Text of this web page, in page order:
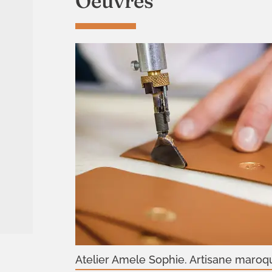
Atelier Amele Sophie. Artisane